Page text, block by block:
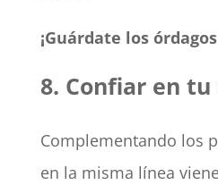
¡Guárdate los
8. Confiar en
Complementando los
en la misma línea